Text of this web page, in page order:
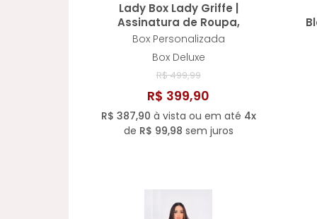
Lady Box Lady Griffe |
Assinatura de Roupa,
Perfumes, Beleza e Bem-
Estar
Box Personalizada
Box Deluxe
R$ 499,99
R$ 399,90
R$ 387,90 à vista ou em até 4x
de R$ 99,98 sem juros